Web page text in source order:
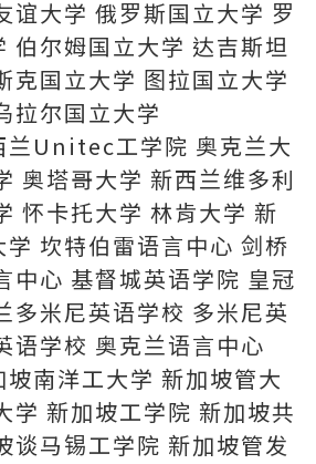
谊大学 俄罗斯国立大学 罗
伯尔姆国立大学 达吉斯坦
克国立大学 图拉国立大学
拉尔国立大学
Unitec工学院 奥克兰大
奥塔哥大学 新西兰维多利
怀卡托大学 林肯大学 新
坎特伯雷语言中心 剑桥
中心 基督城英语学院 皇冠
多米尼英语学校 多米尼英
语学校 奥克兰语言中心
南洋工大学 新加坡管大
学 新加坡工学院 新加坡共
谈马锡工学院 新加坡管发